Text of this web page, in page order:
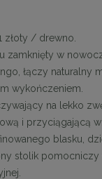
złoty / drewno.
zamknięty w
łączy naturalny
wykończeniem.
na lekko
i przyciągającą
blasku,
stolik pomocniczy